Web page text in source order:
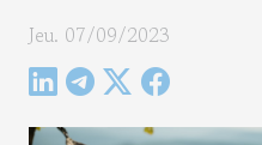
Jeu. 07/09/2023